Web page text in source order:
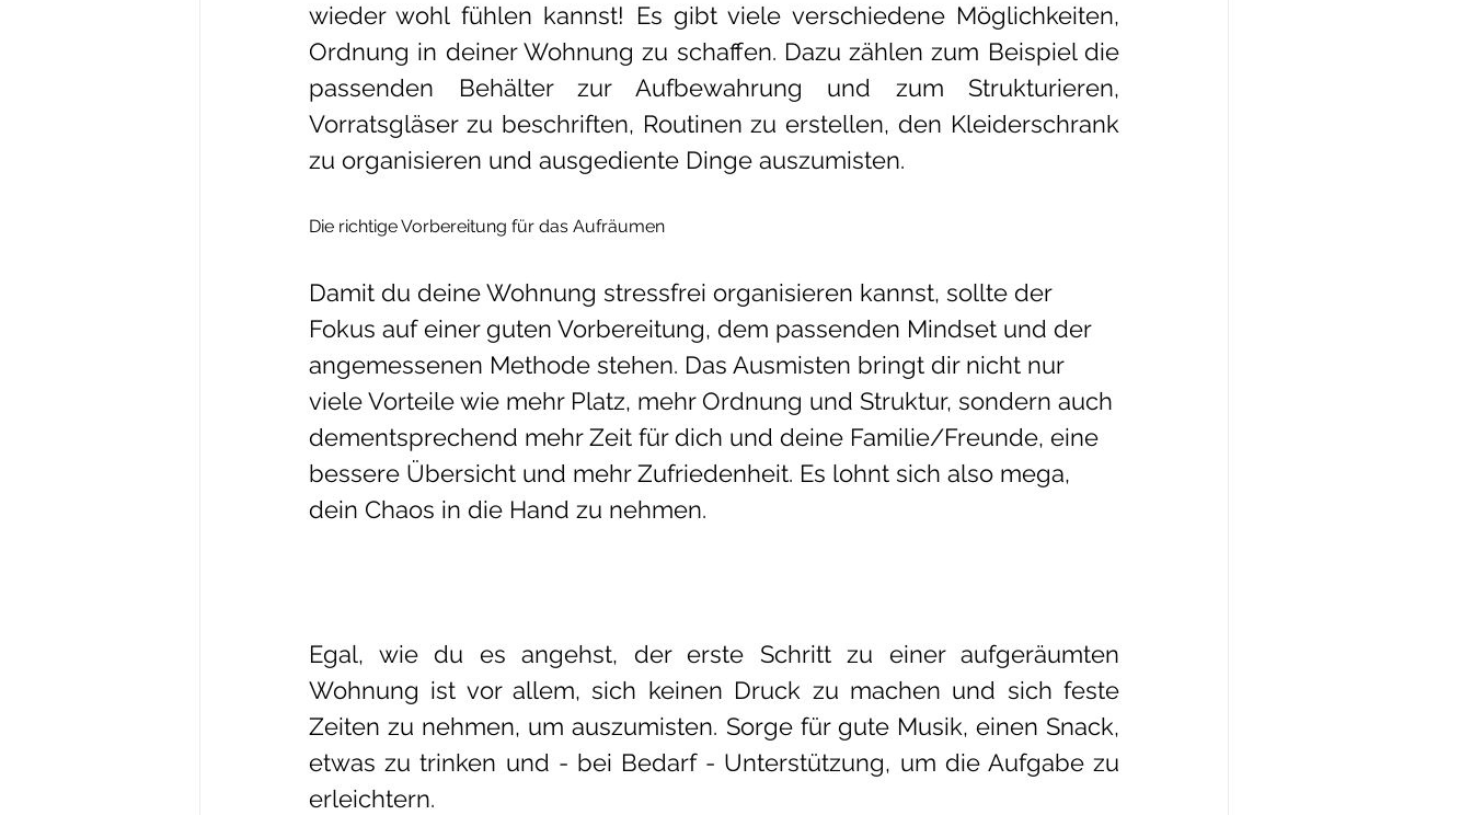
wieder wohl fühlen kannst! Es gibt viele verschiedene Möglichkeiten,
Ordnung in deiner Wohnung zu schaffen. Dazu zählen zum Beispiel die
passenden Behälter zur Aufbewahrung und zum Strukturieren,
Vorratsgläser zu beschriften, Routinen zu erstellen, den Kleiderschrank
zu organisieren und ausgediente Dinge auszumisten.
Die richtige Vorbereitung für das Aufräumen
Damit du deine Wohnung stressfrei organisieren kannst, sollte der
Fokus auf einer guten Vorbereitung, dem passenden Mindset und der
angemessenen Methode stehen. Das Ausmisten bringt dir nicht nur
viele Vorteile wie mehr Platz, mehr Ordnung und Struktur, sondern auch
dementsprechend mehr Zeit für dich und deine Familie/Freunde, eine
bessere Übersicht und mehr Zufriedenheit. Es lohnt sich also mega,
dein Chaos in die Hand zu nehmen.
Egal, wie du es angehst, der erste Schritt zu einer aufgeräumten
Wohnung ist vor allem, sich keinen Druck zu machen und sich feste
Zeiten zu nehmen, um auszumisten. Sorge für gute Musik, einen Snack,
etwas zu trinken und - bei Bedarf - Unterstützung, um die Aufgabe zu
erleichtern.